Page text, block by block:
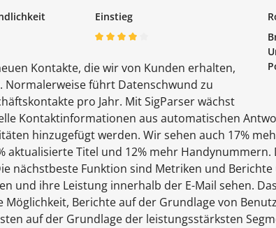
Einstieg
Kontakte, die wir von Kunden erhalten,
führt Datenschwund zu
pro Jahr. Mit SigParser wächst
Kontaktinformationen aus automatischen
hinzugefügt werden. Wir sehen auch 17%
aktualisierte Titel und 12% mehr
nächstbeste Funktion sind Metriken und
und ihre Leistung innerhalb der E-Mail sehen.
Möglichkeit, Berichte auf der Grundlage von
auf der Grundlage der leistungsstärksten